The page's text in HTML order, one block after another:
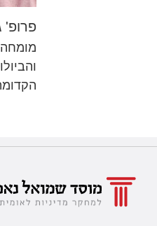
פרופ'